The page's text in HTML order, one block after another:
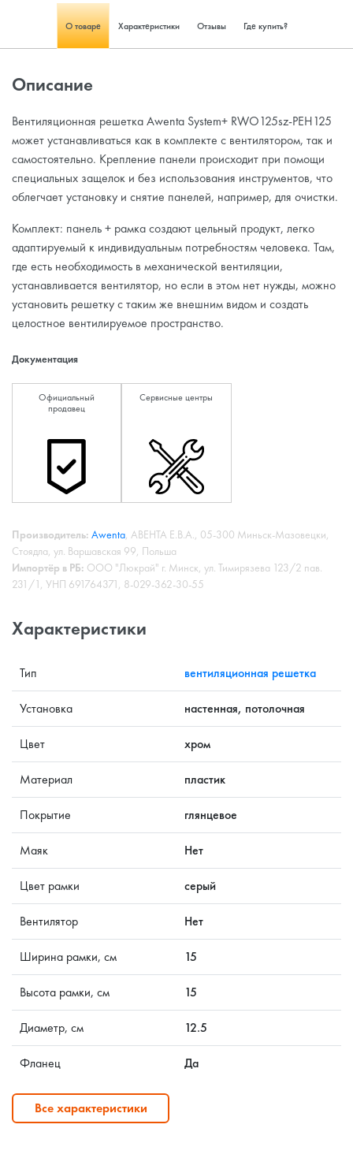
О товаре Характеристики Отзывы Где купить?
Описание
Вентиляционная решетка Awenta System+ RWO125sz-PEH125
может устанавливаться как в комплекте с вентилятором, так и
самостоятельно. Крепление панели происходит при помощи
специальных защелок и без использования инструментов, что
облегчает установку и снятие панелей, например, для очистки.
Комплект: панель + рамка создают цельный продукт, легко
адаптируемый к индивидуальным потребностям человека. Там,
где есть необходимость в механической вентиляции,
устанавливается вентилятор, но если в этом нет нужды, можно
установить решетку с таким же внешним видом и создать
целостное вентилируемое пространство.
Документация
Официальный
продавец
Сервисные центры
Производитель: Awenta, АВЕНТА Е.В.А., 05-300 Миньск-Мазовецки,
Стоядла, ул. Варшавская 99, Польша
Импортёр в РБ: ООО "Люкрай" г. Минск, ул. Тимирязева 123/2 пав.
231/1, УНП 691764371, 8-029-362-30-55
Характеристики
Тип вентиляционная решетка
Установка настенная, потолочная
Цвет хром
Материал пластик
Покрытие глянцевое
Маяк Нет
Цвет рамки серый
Вентилятор Нет
Ширина рамки, см 15
Высота рамки, см 15
Диаметр, см 12.5
Фланец Да
Все характеристики